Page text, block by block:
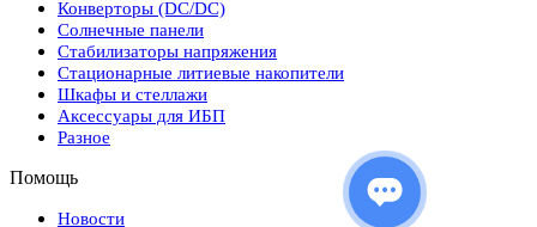
Конверторы (DC/DC)
Солнечные панели
Стабилизаторы напряжения
Стационарные литиевые накопители
Шкафы и стеллажи
Аксессуары для ИБП
Разное
Помощь
Новости